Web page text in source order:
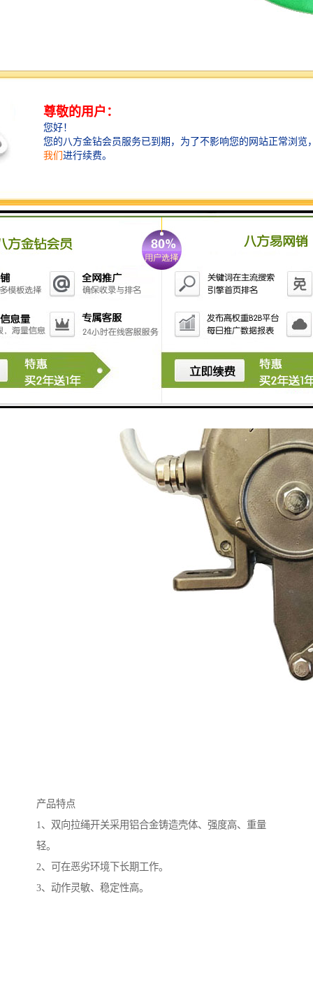
适用范围
感性能，并且动作可靠、性能稳定、频率响应快、使用
寿命长、抗干忧能力强、防水、防震、耐腐蚀等特点。
应用于机械、矿山、纺织、印刷、化工、冶金、轻工、
业使用的带式输送机输送系统中。
产品特点
1、双向拉绳开关采用铝合金铸造壳体、强度高、重量
轻。
2、可在恶劣环境下长期工作。
3、动作灵敏、稳定性高。